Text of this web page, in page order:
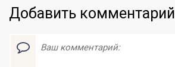
Добавить комментарий